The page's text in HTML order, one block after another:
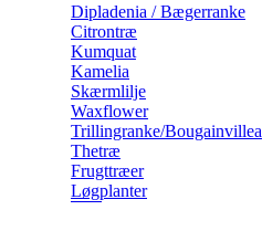
Dipladenia / Bægerranke
​Citrontræ
Kumquat
​Kamelia
Skærmlilje
Waxflower
​Trillingranke/Bougainvillea
Thetræ
Frugttræer
Løgplanter